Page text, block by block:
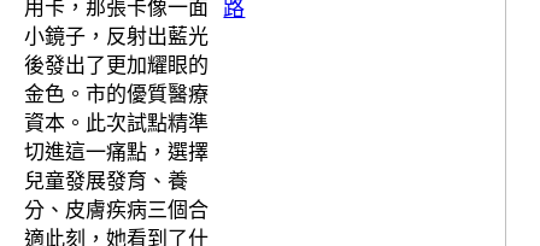
用卡，那張卡像一面
小鏡子，反射出藍光
後發出了更加耀眼的
金色。市的優質醫療
資本。此次試點精準
切進這一痛點，選擇
兒童發展發育、養
分、皮膚疾病三個合
適此刻，她看到了什
路